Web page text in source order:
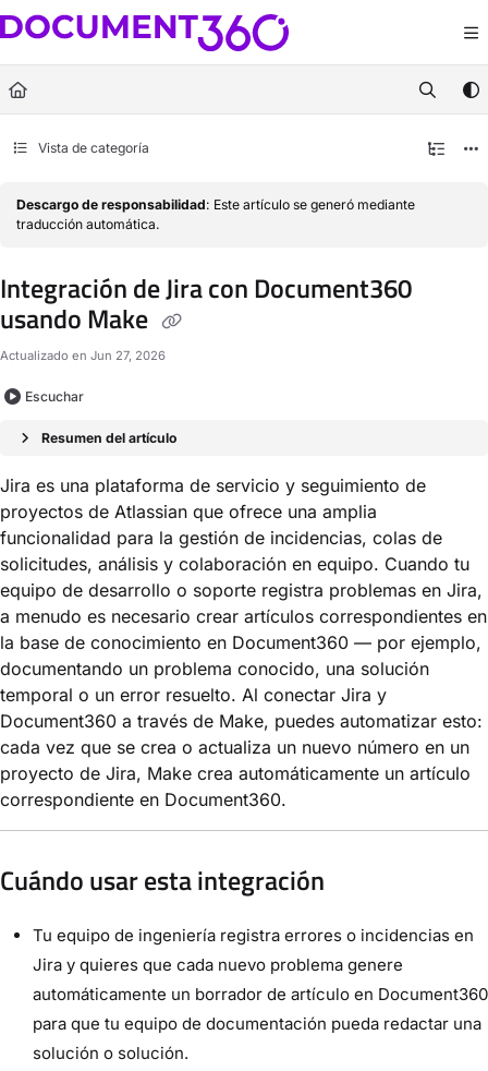
Documentation Index
Fetch the complete documentation index at:https://docs.document360.com/
Use this file to discover all available pages before exploring further.
Vista de categoría
Descargo de responsabilidad: Este artículo se generó mediante
traducción automática.
Integración de Jira con Document360
usando Make
Actualizado en Jun 27, 2026
Escuchar
Resumen del artículo
Jira es una plataforma de servicio y seguimiento de
proyectos de Atlassian que ofrece una amplia
funcionalidad para la gestión de incidencias, colas de
solicitudes, análisis y colaboración en equipo. Cuando tu
equipo de desarrollo o soporte registra problemas en Jira,
a menudo es necesario crear artículos correspondientes en
la base de conocimiento en Document360 — por ejemplo,
documentando un problema conocido, una solución
temporal o un error resuelto. Al conectar Jira y
Document360 a través de Make, puedes automatizar esto:
cada vez que se crea o actualiza un nuevo número en un
proyecto de Jira, Make crea automáticamente un artículo
correspondiente en Document360.
Cuándo usar esta integración
Tu equipo de ingeniería registra errores o incidencias en
Jira y quieres que cada nuevo problema genere
automáticamente un borrador de artículo en Document360
para que tu equipo de documentación pueda redactar una
solución o solución.